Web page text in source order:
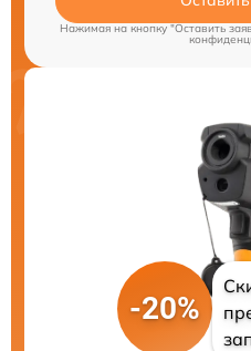
Нажимая на кнопку "Оставить
-20%